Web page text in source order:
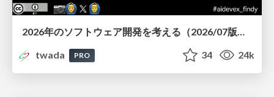
2026年のソフトウェア開発を考える（2026/07版） / Agentic Software Engineering 2026-07 Findy Edition
twada
PRO 34 24k